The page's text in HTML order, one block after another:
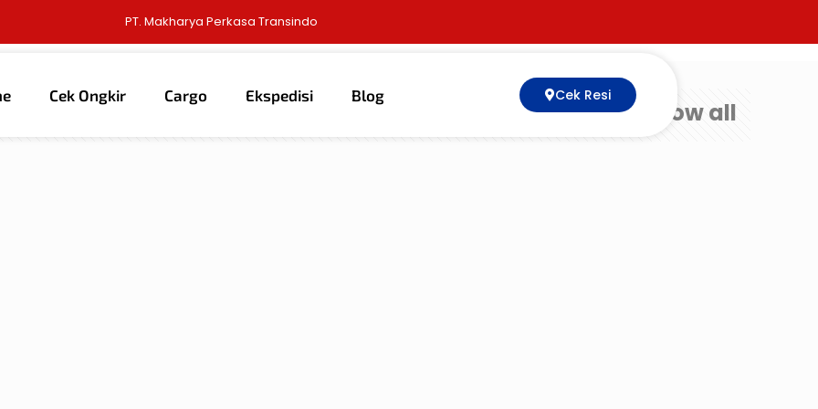
PT. Makharya Perkasa Transindo
Cek Ongkir Cargo Ekspedisi Blog Cek Resi
Show all